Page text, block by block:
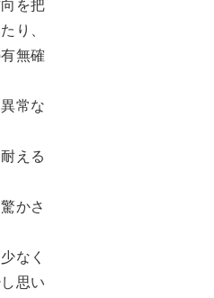
を把
り、
無確
常な
える
かさ
なく
思い